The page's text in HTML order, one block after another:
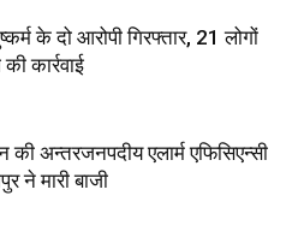
के दो आरोपी गिरफ्तार, 21 लोगों
कार्रवाई
की अन्तरजनपदीय एलार्म एफिसिएन्सी
ने मारी बाजी